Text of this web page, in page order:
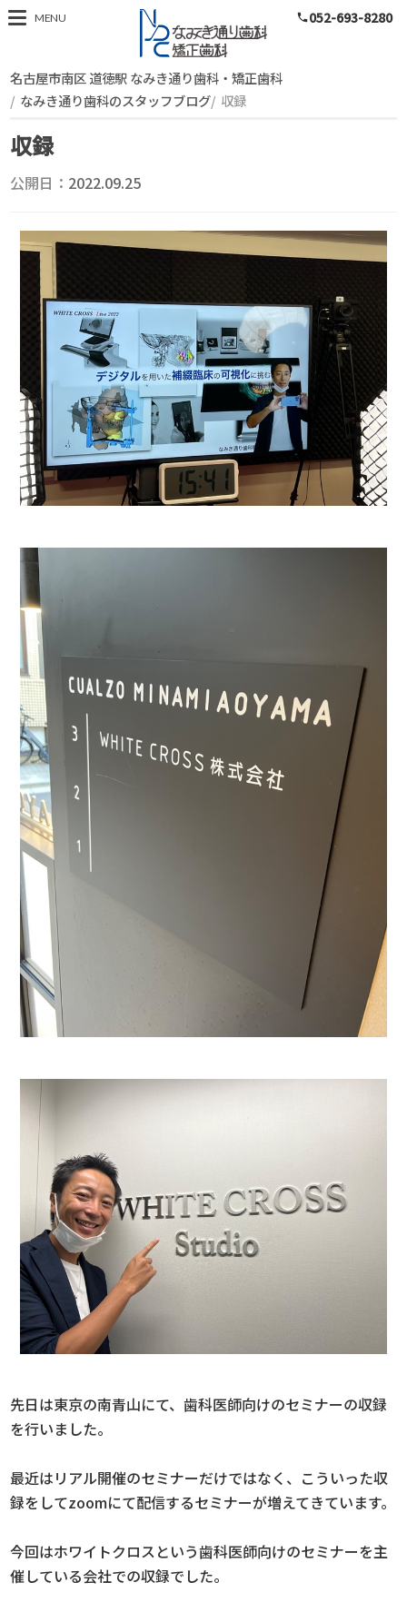
スタッフブログ
MENU phone052-693-8280
名古屋市南区 道徳駅 なみき通り歯科・矯正歯科
なみき通り歯科のスタッフブログ 収録
収録
公開日： 2022.09.25
先日は東京の南青山にて、歯科医師向けのセミナーの収録
を行いました。
最近はリアル開催のセミナーだけではなく、こういった収
録をしてzoomにて配信するセミナーが増えてきています。
今回はホワイトクロスという歯科医師向けのセミナーを主
催している会社での収録でした。